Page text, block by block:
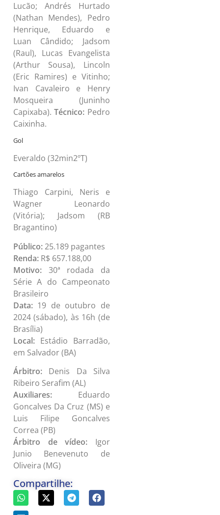
Lucão; Andrés Hurtado
(Nathan Mendes), Pedro
Henrique, Eduardo e
Luan Cândido; Jadsom
(Raul), Lucas Evangelista
(Arthur Sousa), Lincoln
(Eric Ramires) e Vitinho;
Ivan Cavaleiro e Henry
Mosqueira (Juninho
Capixaba).Técnico: Pedro
Caixinha.
Gol
Everaldo (32min2ºT)
Cartões amarelos
Thiago Carpini, Neris e
Wagner Leonardo
(Vitória); Jadsom (RB
Bragantino)
Público:25.189 pagantes
Renda:R$ 657.188,00
Motivo:30ª rodada da
Série A do Campeonato
Brasileiro
Data:19 de outubro de
2024 (sábado), às 16h (de
Brasília)
Local:Estádio Barradão,
em Salvador (BA)
Árbitro:Denis Da Silva
Ribeiro Serafim (AL)
Auxiliares:Eduardo
Goncalves Da Cruz (MS) e
Luis Filipe Goncalves
Correa (PB)
Árbitro de vídeo: Igor
Junio Benevenuto de
Oliveira (MG)
Compartilhe: